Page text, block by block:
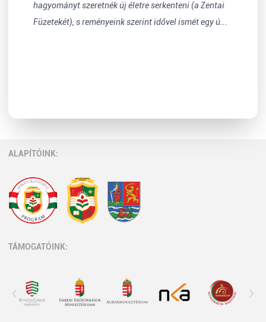
hagyományt szeretnék új életre serkenteni (a Zentai
Füzetekét), s reményeink szerint idővel ismét egy ú...
ALAPÍTÓINK:
TÁMOGATÓINK: